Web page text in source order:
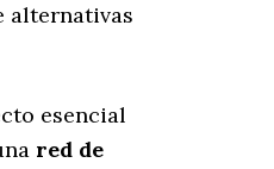
alternativas
esencial
red de